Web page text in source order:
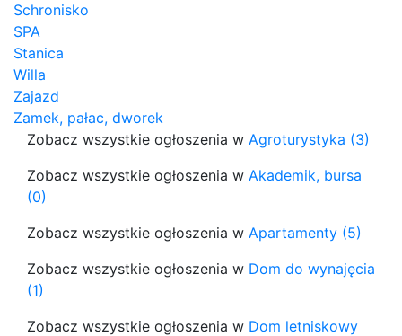
Schronisko
SPA
Stanica
Willa
Zajazd
Zamek, pałac, dworek
Zobacz wszystkie ogłoszenia w Agroturystyka (3)
Zobacz wszystkie ogłoszenia w Akademik, bursa
(0)
Zobacz wszystkie ogłoszenia w Apartamenty (5)
Zobacz wszystkie ogłoszenia w Dom do wynajęcia
(1)
Zobacz wszystkie ogłoszenia w Dom letniskowy